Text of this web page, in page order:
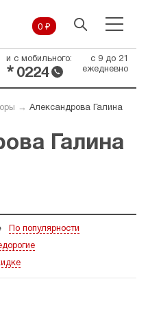
0 ₽
и с мобильного:
* 0224
с 9 до 21
ежедневно
→ Александрова Галина
Галина
По популярности